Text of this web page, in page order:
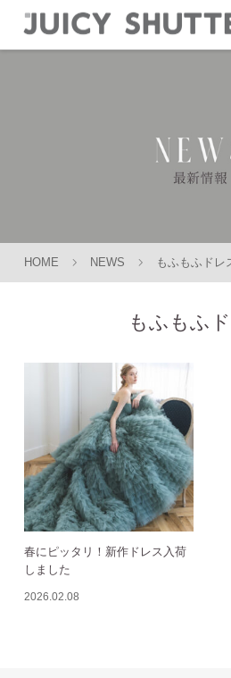
HOME NEWS もふもふドレ
もふもふ
春にピッタリ！新作ドレス入荷
しました
2026.02.08